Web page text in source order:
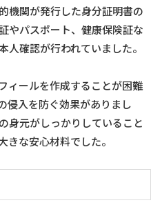
機関が発行した身分証明書の
やパスポート、健康保険証な
人確認が行われていました。
ィールを作成することが困難
侵入を防ぐ効果がありまし
身元がしっかりしていること
きな安心材料でした。